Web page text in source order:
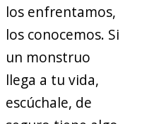
los enfrentamos,
los conocemos. Si
un monstruo
llega a tu vida,
escúchale, de